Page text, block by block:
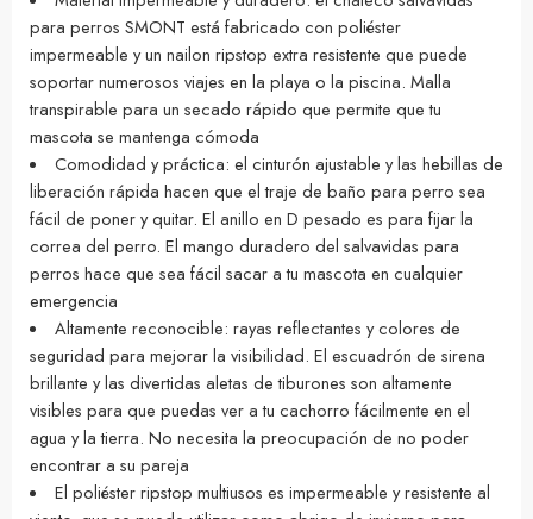
para perros SMONT está fabricado con poliéster
impermeable y un nailon ripstop extra resistente que puede
soportar numerosos viajes en la playa o la piscina. Malla
transpirable para un secado rápido que permite que tu
mascota se mantenga cómoda
Comodidad y práctica: el cinturón ajustable y las hebillas de
liberación rápida hacen que el traje de baño para perro sea
fácil de poner y quitar. El anillo en D pesado es para fijar la
correa del perro. El mango duradero del salvavidas para
perros hace que sea fácil sacar a tu mascota en cualquier
emergencia
Altamente reconocible: rayas reflectantes y colores de
seguridad para mejorar la visibilidad. El escuadrón de sirena
brillante y las divertidas aletas de tiburones son altamente
visibles para que puedas ver a tu cachorro fácilmente en el
agua y la tierra. No necesita la preocupación de no poder
encontrar a su pareja
El poliéster ripstop multiusos es impermeable y resistente al